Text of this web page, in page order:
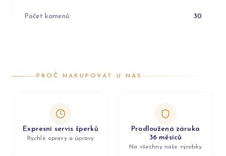
Počet kamenů 30
PROČ NAKUPOVAT U NÁS
Expresní servis šperků
Rychlé opravy a úpravy
Prodloužená záruka
36 měsíců
Na všechny naše výrobky